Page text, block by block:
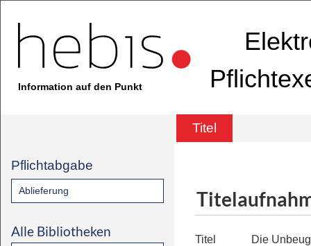
Information auf den Punkt
Titel
Pflichtabgabe
Ablieferung
Alle Bibliotheken
Titel
Die